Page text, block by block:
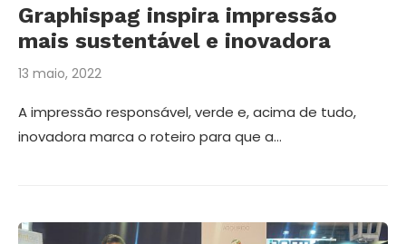
Graphispag inspira impressão
mais sustentável e inovadora
13 maio, 2022
A impressão responsável, verde e, acima de tudo,
inovadora marca o roteiro para que a…